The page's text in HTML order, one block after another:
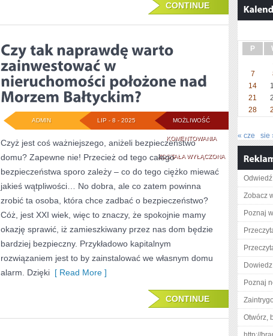
CONTINUE
MOŻLIWOŚĆ
KOMENTOWANIACZY
TAK
NAPRAWDĘ
WARTO
ZAINWESTOWAĆ
NIERUCHOMOŚCI
POŁOŻONE
MORZEM
BAŁTYCKIM?
ZOSTAŁA WYŁĄCZONA
LIP - 8 - 2025
ADMIN
Czyż jest coś ważniejszego, aniżeli bezpieczeństwo
domu? Zapewne nie! Przecież od tego całego
bezpieczeństwa sporo zależy – co do tego ciężko miewać
jakieś wątpliwości… No dobra, ale co zatem powinna
zrobić ta osoba, która chce zadbać o bezpieczeństwo?
Cóż, jest XXI wiek, więc to znaczy, że spokojnie mamy
okazję sprawić, iż zamieszkiwany przez nas dom będzie
bardziej bezpieczny. Przykładowo kapitalnym
rozwiązaniem jest to by zainstalować we własnym domu
alarm. Dzięki [ Read More ]
CONTINUE
P
7
14
21
28
« cze sie
Zobacz
Poznaj
Poznaj
Otwórz,